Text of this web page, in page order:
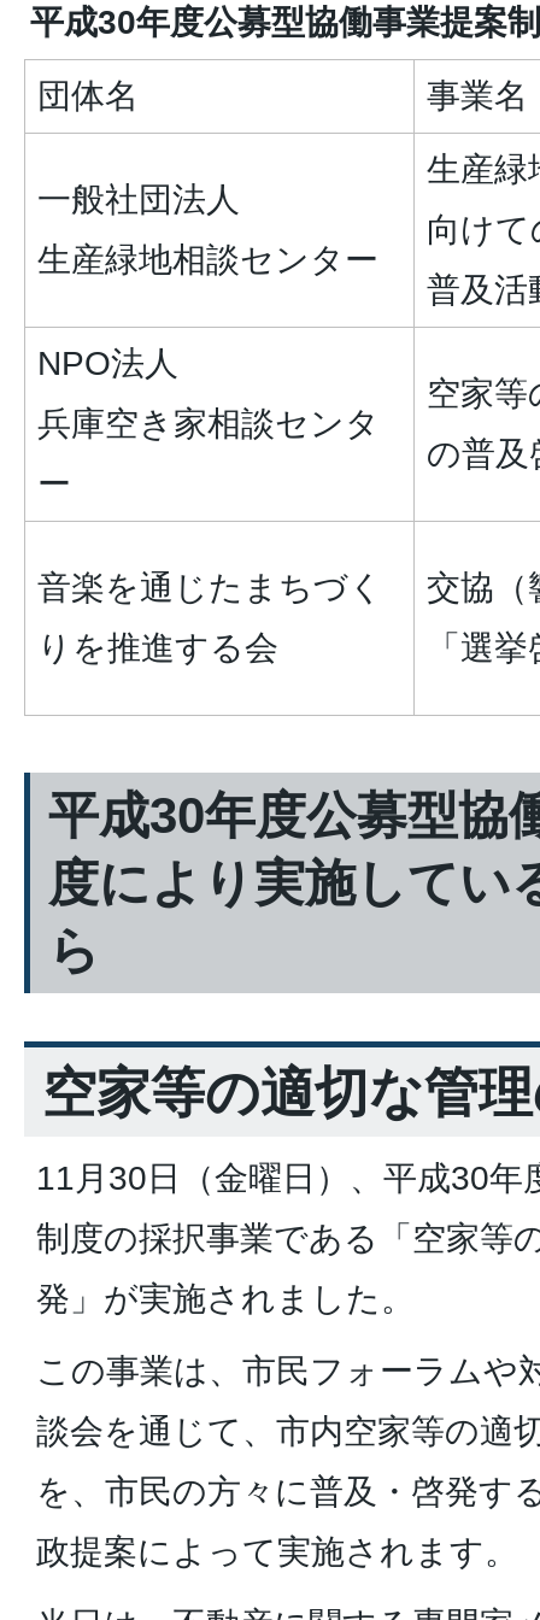
平成30年度公募型協働事業提案
団体名
事業名
一般社団法人
生産緑地相談センター
生産緑
向けて
普及活
NPO法人
兵庫空き家相談センタ
ー
空家等
の普及
音楽を通じたまちづく
りを推進する会
交協（
「選
平成30年度公募型協
度により実施してい
ら
空家等の適切な管
11月30日（金曜日）、平成30年
制度の採択事業である「空家等
発」が実施されました。
この事業は、市民フォーラムや
談会を通じて、市内空家等の適
を、市民の方々に普及・啓発す
政提案によって実施されます。